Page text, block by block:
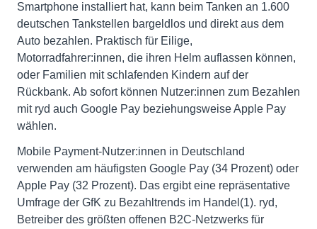
Smartphone installiert hat, kann beim Tanken an 1.600
deutschen Tankstellen bargeldlos und direkt aus dem
Auto bezahlen. Praktisch für Eilige,
Motorradfahrer:innen, die ihren Helm auflassen können,
oder Familien mit schlafenden Kindern auf der
Rückbank. Ab sofort können Nutzer:innen zum Bezahlen
mit ryd auch Google Pay beziehungsweise Apple Pay
wählen.
Mobile Payment-Nutzer:innen in Deutschland
verwenden am häufigsten Google Pay (34 Prozent) oder
Apple Pay (32 Prozent). Das ergibt eine repräsentative
Umfrage der GfK zu Bezahltrends im Handel(1). ryd,
Betreiber des größten offenen B2C-Netzwerks für